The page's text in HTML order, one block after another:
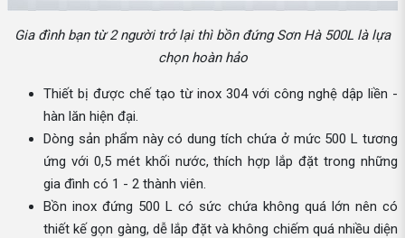
Gia đình bạn từ 2 người trở lại thì bồn đứng Sơn Hà 500L là lựa
chọn hoàn hảo
Thiết bị được chế tạo từ inox 304 với công nghệ dập liền -
hàn lăn hiện đại.
Dòng sản phẩm này có dung tích chứa ở mức 500 L tương
ứng với 0,5 mét khối nước, thích hợp lắp đặt trong những
gia đình có 1 - 2 thành viên.
Bồn inox đứng 500 L có sức chứa không quá lớn nên có
thiết kế gọn gàng, dễ lắp đặt và không chiếm quá nhiều diện